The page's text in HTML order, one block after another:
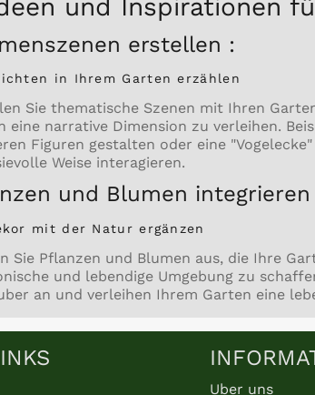
und Inspirationen
erstellen :
in Ihrem Garten erzählen
Sie thematische Szenen mit Ihren
eine narrative Dimension zu verleihen.
Figuren gestalten oder eine
Weise interagieren.
und Blumen integrieren
mit der Natur ergänzen
Sie Pflanzen und Blumen aus, die Ihre
und lebendige Umgebung zu
an und verleihen Ihrem Garten eine
Uber uns